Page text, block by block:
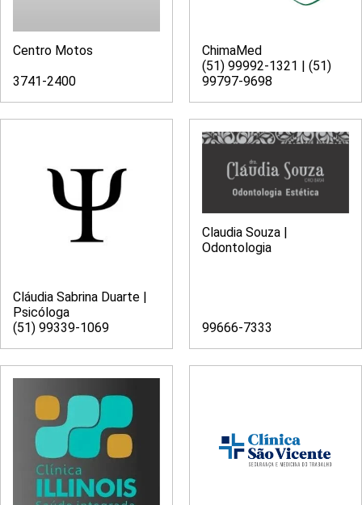
Centro Motos
3741-2400
ChimaMed
(51) 99992-1321 | (51)
99797-9698
Cláudia Sabrina Duarte |
Psicóloga
(51) 99339-1069
Claudia Souza |
Odontologia
99666-7333